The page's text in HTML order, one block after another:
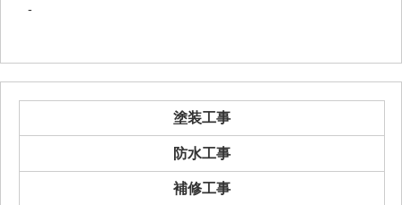
-
塗装工事
防水工事
補修工事